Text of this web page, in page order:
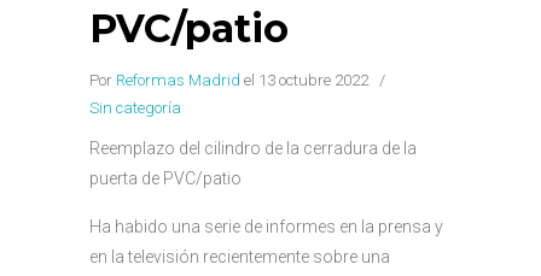
PVC/patio
Por Reformas Madrid el 13 octubre 2022 /
Sin categoría
Reemplazo del cilindro de la cerradura de la
puerta de PVC/patio
Ha habido una serie de informes en la prensa y
en la televisión recientemente sobre una